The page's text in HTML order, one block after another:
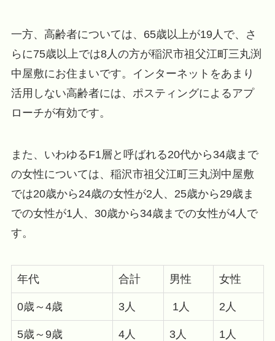
一方、高齢者については、65歳以上が19人で、さ
らに75歳以上では8人の方が稲沢市祖父江町三丸渕
中屋敷にお住まいです。インターネットをあまり
活用しない高齢者には、ポスティングによるアプ
ローチが有効です。
また、いわゆるF1層と呼ばれる20代から34歳まで
の女性については、稲沢市祖父江町三丸渕中屋敷
では20歳から24歳の女性が2人、25歳から29歳ま
での女性が1人、30歳から34歳までの女性が4人で
す。
年代 合計 男性 女性
0歳～4歳 3人 1人 2人
5歳～9歳 4人 3人 1人